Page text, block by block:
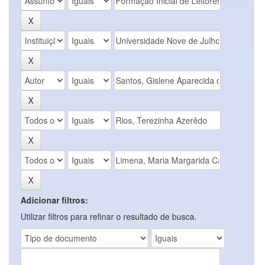
Adicionar filtros:
Utilizar filtros para refinar o resultado de busca.